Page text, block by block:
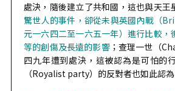
處決，隨後建立了共和國，這也與天王
驚世人的事件，卻從未與英國內戰（
元一六四二至一六五一年）進行比較，
等的創傷及長遠的影響；查理一世（
四九年遭到處決，這被認為是可怕的
（Royalist party）的反對者也如此認為